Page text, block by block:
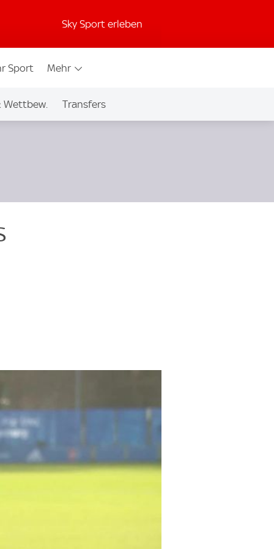
Sky Sport erleben
Sport Mehr
Wettbew. Transfers